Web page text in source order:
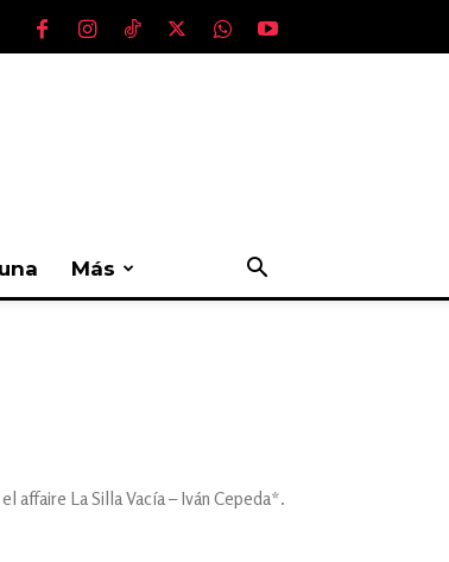
Más
affaire La Silla Vacía – Iván Cepeda*.